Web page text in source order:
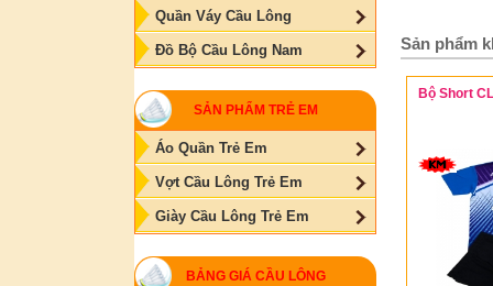
Quần Váy Cầu Lông
Đồ Bộ Cầu Lông Nam
SẢN PHẨM TRẺ EM
Áo Quần Trẻ Em
Vợt Cầu Lông Trẻ Em
Giày Cầu Lông Trẻ Em
BẢNG GIÁ CẦU LÔNG
Sản phẩm
Bộ Short